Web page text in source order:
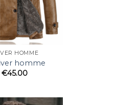
HOMME
homme
€45.00